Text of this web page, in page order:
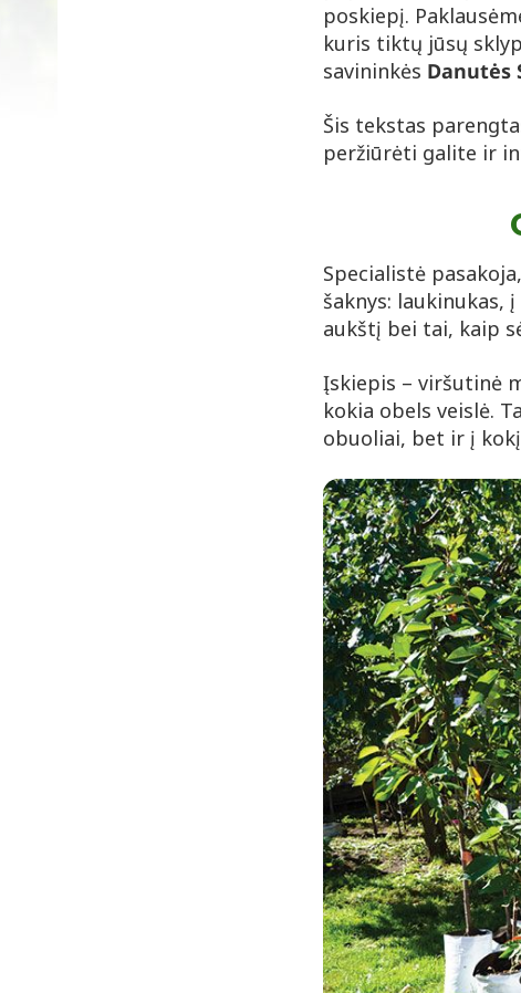
poskiepį.
kuris tiktų jūsų
savininkės Danutės
Šis tekstas
peržiūrėti galite ir
Specialistė
šaknys: laukinukas,
aukštį bei tai, kaip
Įskiepis – viršutinė
kokia obels veislė.
obuoliai, bet ir į